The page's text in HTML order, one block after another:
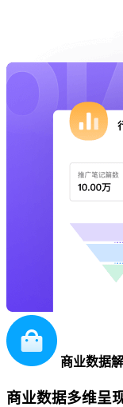
商业数据
商业数据多维呈